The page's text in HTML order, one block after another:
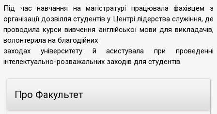
Про Факультет
Під час навчання на магістратурі працювала фахівцем з
організації дозвілля студентів у Центрі лідерства служіння, де
проводила курси вивчення англійської мови для викладачів,
волонтерила на благодійних
заходах університету й асистувала при проведенні
інтелектуально-розважальних заходів для студентів.